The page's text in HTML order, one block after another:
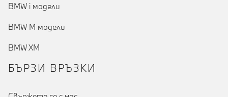
BMW i модели
BMW M модели
BMW XM
БЪРЗИ ВРЪЗКИ